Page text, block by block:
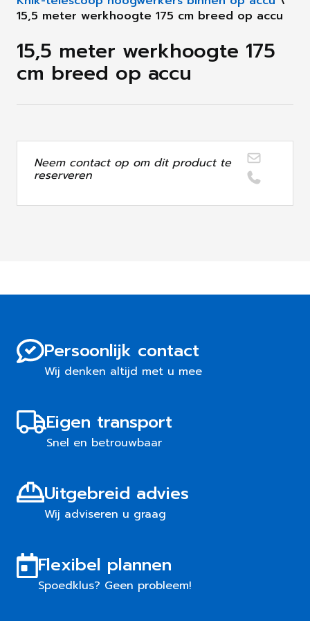
15,5 meter werkhoogte 175 cm breed op accu
15,5 meter werkhoogte 175
cm breed op accu
Neem contact op om dit product te
reserveren
Persoonlijk contact
Wij denken altijd met u mee
Eigen transport
Snel en betrouwbaar
Uitgebreid advies
Wij adviseren u graag
Flexibel plannen
Spoedklus? Geen probleem!